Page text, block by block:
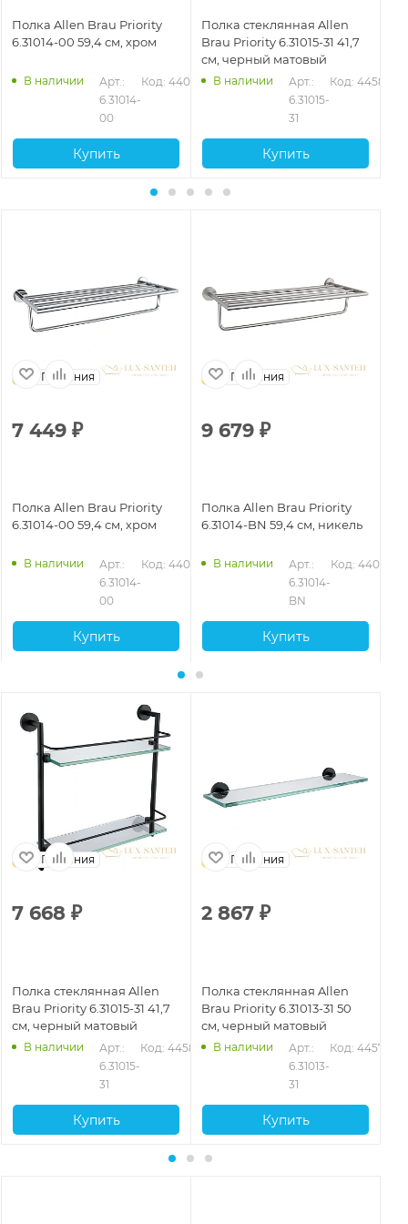
Полка Allen Brau Priority
6.31014-00 59,4 см, хром
В наличии
Арт.:
6.31014-
00
Код: 44074
Купить
Полка стеклянная Allen
Brau Priority 6.31015-31 41,7
см, черный матовый
В наличии
Арт.:
6.31015-
31
Код: 44580
Купить
Германия
7 449 ₽
Полка Allen Brau Priority
6.31014-00 59,4 см, хром
В наличии
Арт.:
6.31014-
00
Код: 44074
Купить
Германия
9 679 ₽
Полка Allen Brau Priority
6.31014-BN 59,4 см, никель
В наличии
Арт.:
6.31014-
BN
Код: 44076
Купить
Германия
7 668 ₽
Полка стеклянная Allen
Brau Priority 6.31015-31 41,7
см, черный матовый
В наличии
Арт.:
6.31015-
31
Код: 44580
Купить
Германия
2 867 ₽
Полка стеклянная Allen
Brau Priority 6.31013-31 50
см, черный матовый
В наличии
Арт.:
6.31013-
31
Код: 44577
Купить